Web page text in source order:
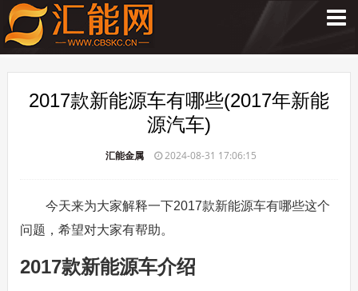
2017款新能源车有哪些(2017年新能
源汽车)
汇能金属 2024-08-31 17:06:15
今天来为大家解释一下2017款新能源车有哪些这个
问题，希望对大家有帮助。
2017款新能源车介绍